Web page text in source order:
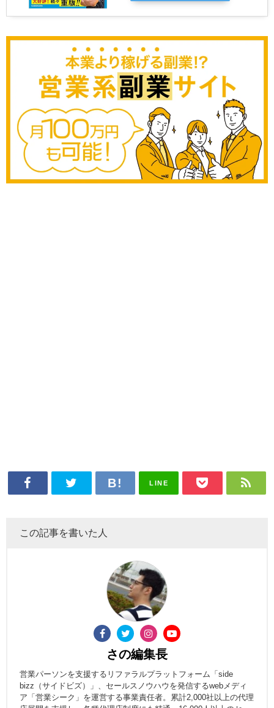
LINE
この記事を書いた人
さの編集長
営業パーソンを支援するリファラルプラットフォーム「side
bizz（サイドビズ）」、セールスノウハウを発信するwebメディ
ア「営業シーク」を運営する事業責任者。累計2,000社以上の代理